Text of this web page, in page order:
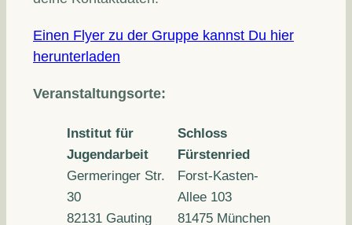
Einen Flyer zu der Gruppe kannst Du hier
herunterladen
Veranstaltungsorte:
Institut für
Jugendarbeit
Germeringer Str.
30
82131 Gauting
Schloss
Fürstenried
Forst-Kasten-
Allee 103
81475 München